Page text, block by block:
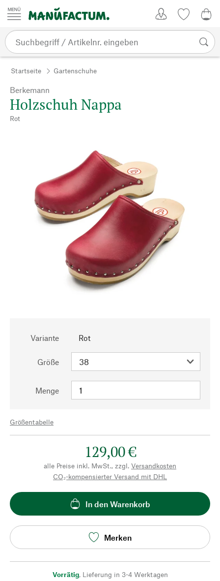
Zum Inhalt springen
Startseite Gartenschuhe
Berkemann
Holzschuh Nappa
Rot
Variante Rot
Größe
Menge
Größentabelle
129,00 €
alle Preise inkl. MwSt., zzgl. Versandkosten
CO₂-kompensierter Versand mit DHL
In den Warenkorb
Merken
Vorrätig, Lieferung in 3-4 Werktagen